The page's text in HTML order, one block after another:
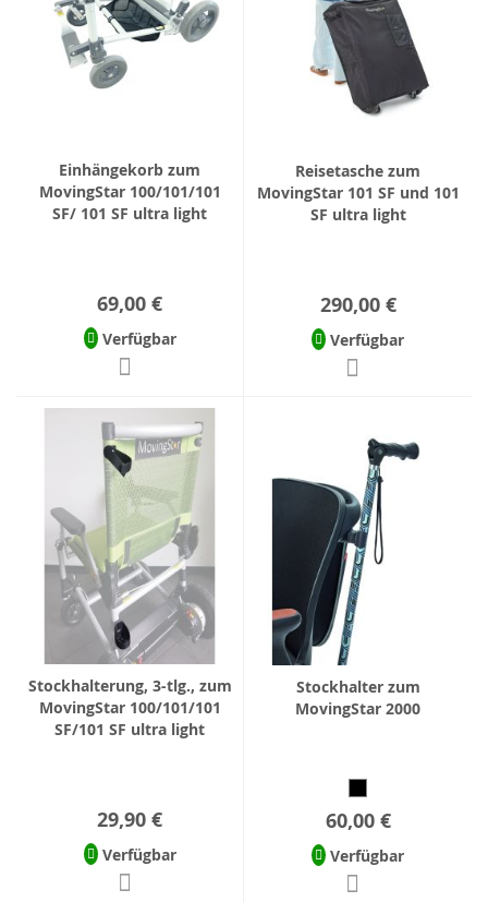
Einhängekorb zum
MovingStar 100/101/101
SF/ 101 SF ultra light
69,00 €
Verfügbar
Reisetasche zum
MovingStar 101 SF und 101
SF ultra light
290,00 €
Verfügbar
Stockhalterung, 3-tlg., zum
MovingStar 100/101/101
SF/101 SF ultra light
29,90 €
Verfügbar
Stockhalter zum
MovingStar 2000
60,00 €
Verfügbar